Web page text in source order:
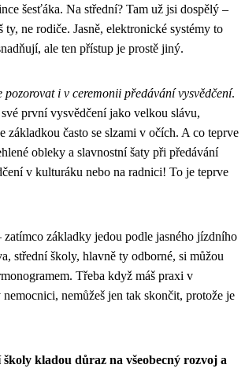
šesťáka. Na střední? Tam už jsi dospělý –
ty, ne rodiče. Jasně, elektronické systémy to
ale ten přístup je prostě jiný.
pozorovat i v ceremonii předávání vysvědčení.
první vysvědčení jako velkou slávu,
základkou často se slzami v očích. A co teprve
obleky a slavnostní šaty při předávání
v kulturáku nebo na radnici! To je teprve
zatímco základky jedou podle jasného jízdního
střední školy, hlavně ty odborné, si můžou
Třeba když máš praxi v
nemocnici, nemůžeš jen tak skončit, protože je
kladou důraz na všeobecný rozvoj a